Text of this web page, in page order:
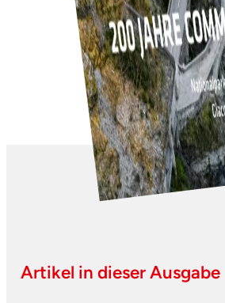
Artikel in dieser Ausgabe